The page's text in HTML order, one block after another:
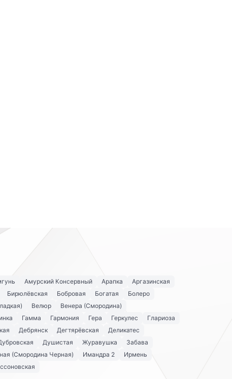
Амурский Консервный Арапка
Аргазинская
Бирюлёвская Бобровая Богатая
Болеро
Велюр
Венера (Смородина)
Гамма Гармония Гера Геркулес
Глариоза
Дебрянск Дегтярёвская
Деликатес
Душистая Журавушка
Забава
(Смородина Черная) Имандра 2
Ирмень